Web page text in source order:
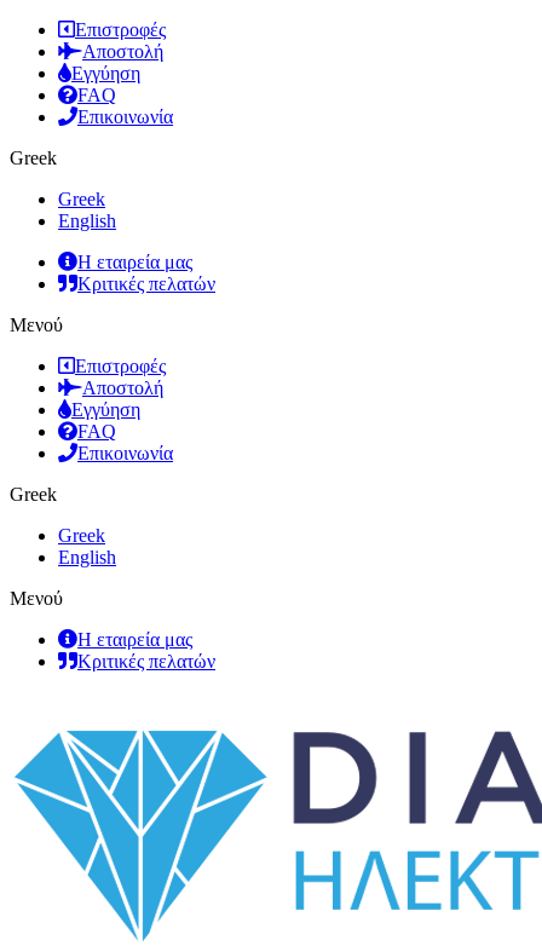
Επιστροφές
Αποστολή
Εγγύηση
FAQ
Επικοινωνία
Greek
Greek
English
Η εταιρεία μας
Κριτικές πελατών
Μενού
Επιστροφές
Αποστολή
Εγγύηση
FAQ
Επικοινωνία
Greek
Greek
English
Μενού
Η εταιρεία μας
Κριτικές πελατών